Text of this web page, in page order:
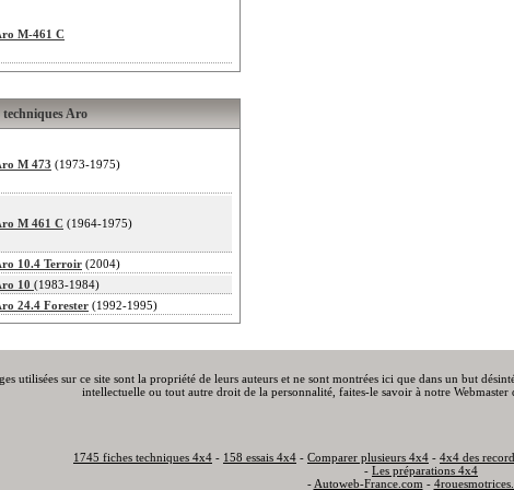
M-461 C
techniques Aro
M 473 (1973-1975)
M 461 C (1964-1975)
10.4 Terroir (2004)
10 (1983-1984)
24.4 Forester (1992-1995)
utilisées sur ce site sont la propriété de leurs auteurs et ne sont montrées ici que dans un but
intellectuelle ou tout autre droit de la personnalité, faites-le savoir à notre Webmaster
1745 fiches techniques 4x4 - 158 essais 4x4 - Comparer plusieurs 4x4 - 4x4 des
- Les préparations 4x4
- Autoweb-France.com -